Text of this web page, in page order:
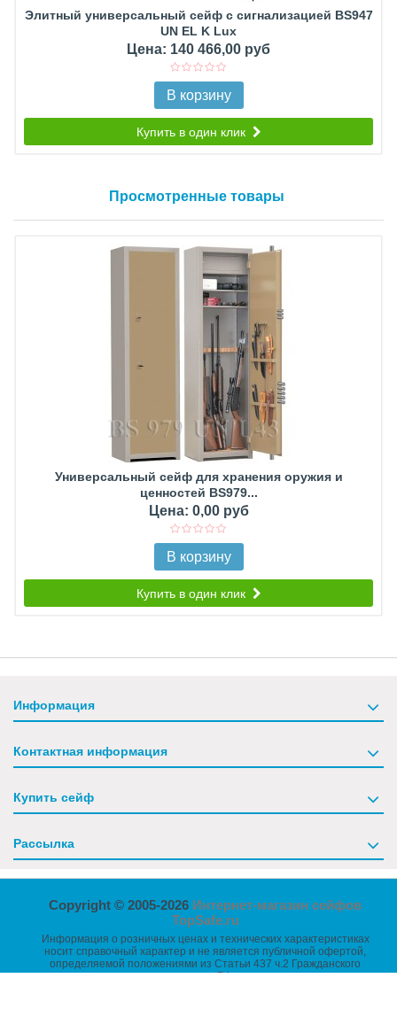
Элитный универсальный сейф с сигнализацией BS947
UN EL K Lux
Цена: 140 466,00 руб
В корзину
Купить в один клик
Просмотренные товары
Универсальный сейф для хранения оружия и
ценностей BS979...
Цена: 0,00 руб
В корзину
Купить в один клик
Информация
Контактная информация
Купить сейф
Рассылка
Copyright © 2005-2026 Интернет-магазин сейфов
TopSafe.ru
Информация о розничных ценах и технических характеристиках
носит справочный характер и не является публичной офертой,
определяемой положениями из Статьи 437 ч.2 Гражданского
кодекса РФ.